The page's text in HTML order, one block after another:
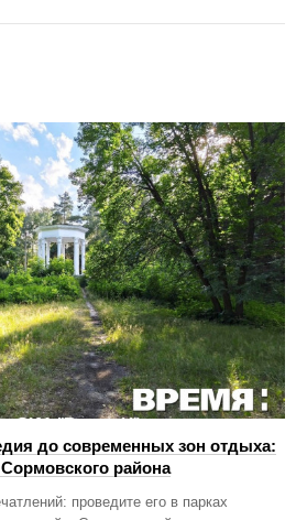
до современных зон отдыха:
района
проведите его в парках